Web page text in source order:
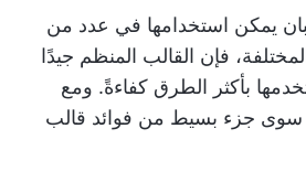
يمكن استخدامها في عدد من
فإن القالب المنظم جيدًا
بأكثر الطرق كفاءةً. ومع
سوى جزء بسيط من فوائد قالب